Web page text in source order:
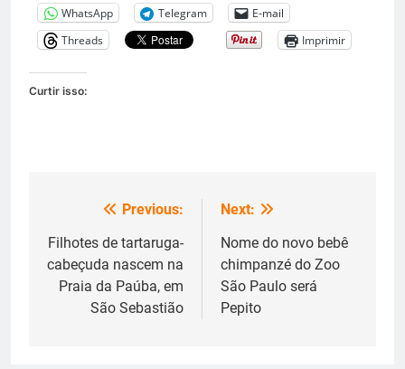
WhatsApp Telegram
E-mail
Threads
Imprimir
Curtir isso:
Navegação
de
Post
Previous:
Filhotes de tartaruga-
cabeçuda nascem na
Praia da Paúba, em
São Sebastião
Next:
Nome do novo bebê
chimpanzé do Zoo
São Paulo será
Pepito